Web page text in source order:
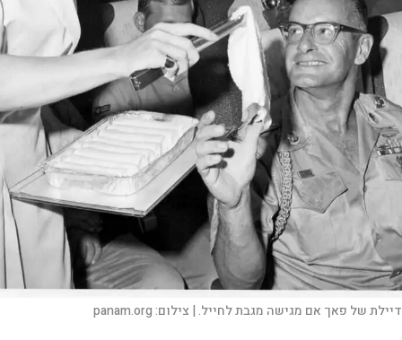
דיילת של פאן־ אם מגישה מגבת לחייל. | צילום:panam.org